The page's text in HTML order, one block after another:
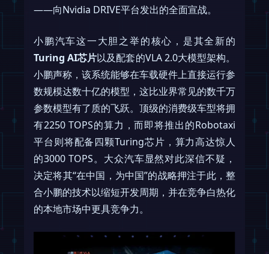
——向Nvidia DRIVE平台发出的全面宣战。
小鹏汽车这一大胆之举的核心，是其全新的
Turing AI芯片以及配套的VLA 2.0大模型架构。
小鹏声称，该系统能够在车载硬件上直接运行参
数规模达数十亿的模型，这比业界常见的数千万
参数模型有了质的飞跃。顶级的消费级车型将拥
有2250 TOPS的算力，而即将推出的Robotaxi
平台则将配备四颗Turing芯片，算力高达惊人
的3000 TOPS。大众汽车显然对此深信不疑，
决定将其“在中国，为中国”的战略押注于此，整
合小鹏的技术以缩短开发周期，并在竞争白热化
的本地市场中更具竞争力。